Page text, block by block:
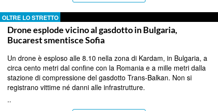
OLTRE LO STRETTO
Drone esplode vicino al gasdotto in Bulgaria,
Bucarest smentisce Sofia
Un drone è esploso alle 8.10 nella zona di Kardam, in Bulgaria, a
circa cento metri dal confine con la Romania e a mille metri dalla
stazione di compressione del gasdotto Trans-Balkan. Non si
registrano vittime né danni alle infrastrutture.
..